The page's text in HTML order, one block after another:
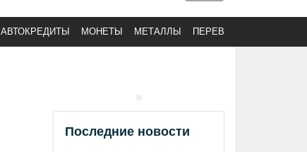
АВТОКРЕДИТЫ МОНЕТЫ МЕТАЛЛЫ ПЕРЕВОДЫ
Последние новости